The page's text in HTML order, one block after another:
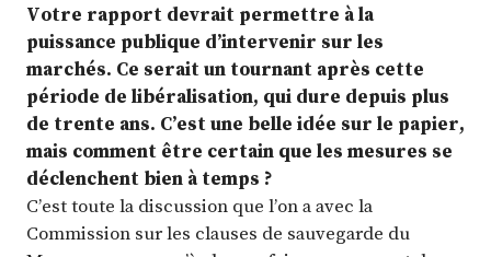
Votre rapport devrait permettre à la
puissance publique d’intervenir sur les
marchés. Ce serait un tournant après cette
période de libéralisation, qui dure depuis plus
de trente ans. C’est une belle idée sur le papier,
mais comment être certain que les mesures se
déclenchent bien à temps ?
C’est toute la discussion que l’on a avec la
Commission sur les clauses de sauvegarde du